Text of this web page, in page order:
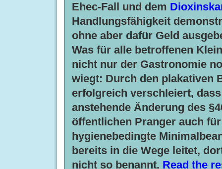
Ehec-Fall und dem
Handlungsfähigkeit
ohne aber dafür Geld
Was für alle betroffenen
nicht nur der Gastronomie
wiegt: Durch den plakativen
erfolgreich verschleiert,
anstehende Änderung des
öffentlichen Pranger auch
hygienebedingte
bereits in die Wege leitet,
nicht so benannt. Read the